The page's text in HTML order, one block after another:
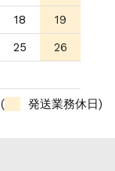
18
19
25
26
( 発送業務休日)